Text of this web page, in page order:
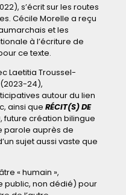
s’écrit sur les routes
Cécile Morelle a reçu
et les
à l’écriture de
ce texte.
Laetitia Troussel-
(2023-24),
autour du lien
ainsi que RÉCIT(S) DE
future création bilingue
parole auprès de
sujet aussi vaste que
« humain »,
public, non dédié) pour